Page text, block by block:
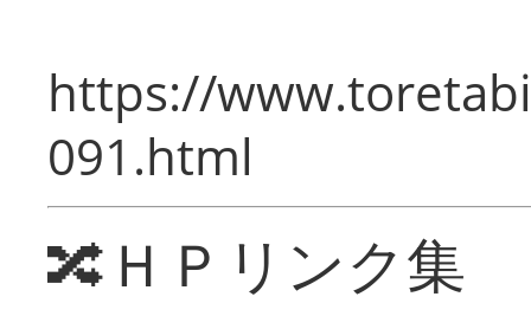
https://
091.html
🔀ＨＰリンク集